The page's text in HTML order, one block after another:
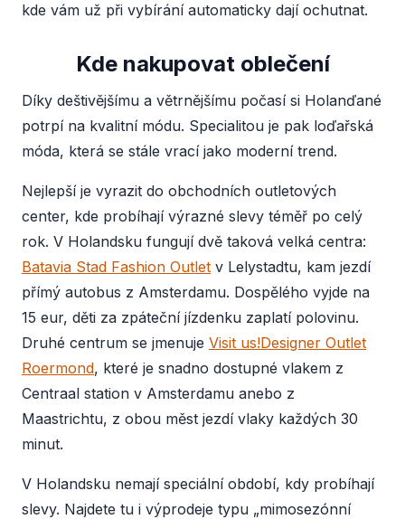
kde vám už při vybírání automaticky dají ochutnat.
Kde nakupovat oblečení
Díky deštivějšímu a větrnějšímu počasí si Holanďané
potrpí na kvalitní módu. Specialitou je pak loďařská
móda, která se stále vrací jako moderní trend.
Nejlepší je vyrazit do obchodních outletových
center, kde probíhají výrazné slevy téměř po celý
rok. V Holandsku fungují dvě taková velká centra:
Batavia Stad Fashion Outlet v Lelystadtu, kam jezdí
přímý autobus z Amsterdamu. Dospělého vyjde na
15 eur, děti za zpáteční jízdenku zaplatí polovinu.
Druhé centrum se jmenuje Visit us!Designer Outlet
Roermond, které je snadno dostupné vlakem z
Centraal station v Amsterdamu anebo z
Maastrichtu, z obou měst jezdí vlaky každých 30
minut.
V Holandsku nemají speciální období, kdy probíhají
slevy. Najdete tu i výprodeje typu „mimosezónní